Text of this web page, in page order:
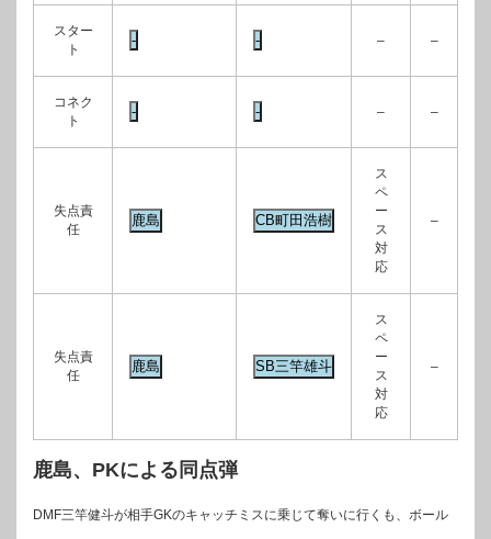
スター
ト
– –
コネク
ト
– –
失点責
任
ス
ペ
ー
ス
対
応
–
失点責
任
ス
ペ
ー
ス
対
応
–
鹿島、PKによる同点弾
DMF三竿健斗が相手GKのキャッチミスに乗じて奪いに行くも、ボール